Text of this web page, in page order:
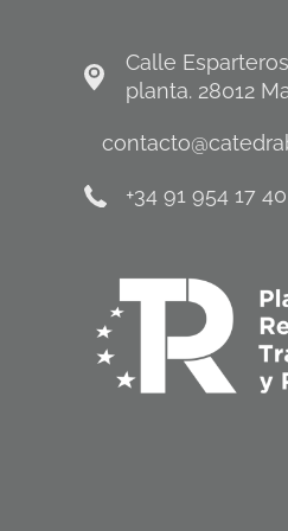
Calle
planta. 28012
+34 91 954 17 40